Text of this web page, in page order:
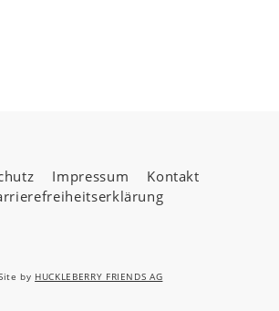
Impressum
Kontakt
by HUCKLEBERRY FRIENDS AG